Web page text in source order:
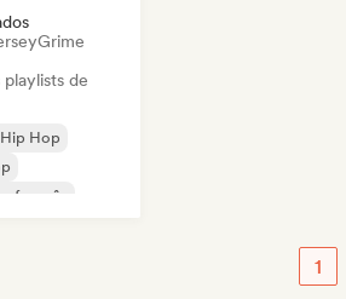
Grime
de
Hop
francês
1